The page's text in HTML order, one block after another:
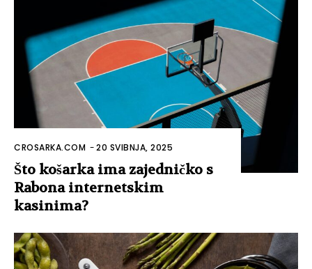
CROSARKA.COM -20 SVIBNJA, 2025
Što košarka ima zajedničko s
Rabona internetskim
kasinima?